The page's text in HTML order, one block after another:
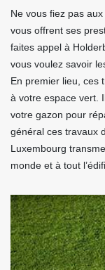
Ne vous fiez pas
vous offrent ses
faites appel à
vous voulez savoir
En premier lieu, ces
à votre espace vert.
votre gazon pour
général ces travaux
Luxembourg
monde et à tout